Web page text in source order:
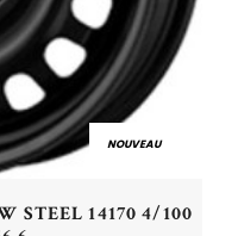
NOUVEAU
STEEL 14170 4/100